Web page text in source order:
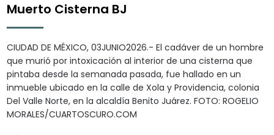
Muerto Cisterna BJ
CIUDAD DE MÉXICO, 03JUNIO2026.- El cadáver de un hombre
que murió por intoxicación al interior de una cisterna que
pintaba desde la semanada pasada, fue hallado en un
inmueble ubicado en la calle de Xola y Providencia, colonia
Del Valle Norte, en la alcaldía Benito Juárez. FOTO: ROGELIO
MORALES/CUARTOSCURO.COM